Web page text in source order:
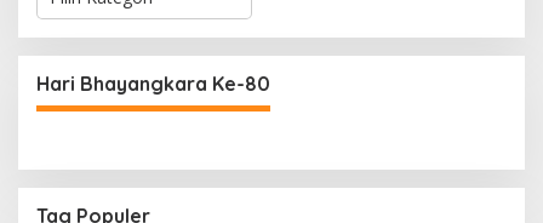
e
g
o
r
Hari Bhayangkara Ke-80
Tag Populer